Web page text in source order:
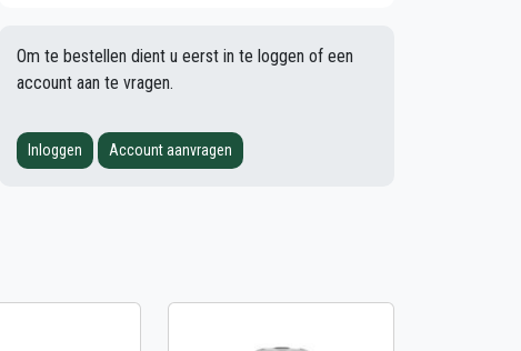
Om te bestellen dient u eerst in te loggen of een
account aan te vragen.
Inloggen Account aanvragen